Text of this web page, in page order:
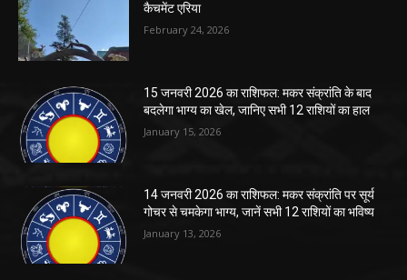
कैचमेंट एरिया
February 24, 2026
15 जनवरी 2026 का राशिफल: मकर संक्रांति के बाद
बदलेगा भाग्य का खेल, जानिए सभी 12 राशियों का हाल
January 15, 2026
14 जनवरी 2026 का राशिफल: मकर संक्रांति पर सूर्य
गोचर से चमकेगा भाग्य, जानें सभी 12 राशियों का भविष्य
January 13, 2026